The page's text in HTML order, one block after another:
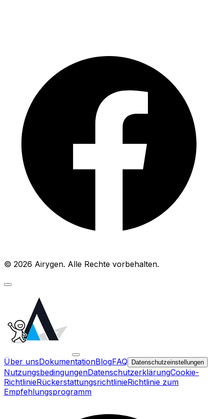
© 2026 Airygen. Alle Rechte vorbehalten.
Über unsDokumentationBlogFAQ Datenschutzeinstellungen
NutzungsbedingungenDatenschutzerklärungCookie-
RichtlinieRückerstattungsrichtlinieRichtlinie zum
Empfehlungsprogramm